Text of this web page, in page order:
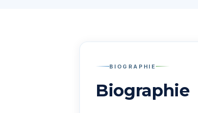
BIOGRAPHIE
Biographie